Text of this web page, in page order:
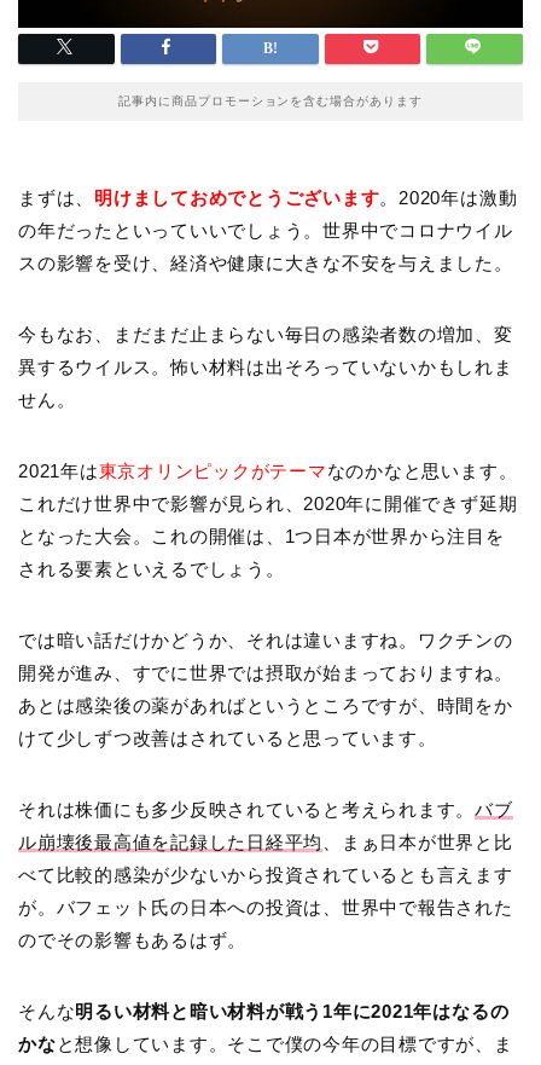
記事内に商品プロモーションを含む場合があります
まずは、 明けましておめでとうございます。2020年は激動
の年だったといっていいでしょう。世界中でコロナウイル
スの影響を受け、経済や健康に大きな不安を与えました。
今もなお、まだまだ止まらない毎日の感染者数の増加、変
異するウイルス。怖い材料は出そろっていないかもしれま
せん。
2021年は東京オリンピックがテーマなのかなと思います。
これだけ世界中で影響が見られ、2020年に開催できず延期
となった大会。これの開催は、1つ日本が世界から注目を
される要素といえるでしょう。
では暗い話だけかどうか、それは違いますね。ワクチンの
開発が進み、すでに世界では摂取が始まっておりますね。
あとは感染後の薬があればというところですが、時間をか
けて少しずつ改善はされていると思っています。
それは株価にも多少反映されていると考えられます。バブ
ル崩壊後最高値を記録した日経平均
、まぁ日本が世界と比
べて比較的感染が少ないから投資されているとも言えます
が。バフェット氏の日本への投資は、世界中で報告された
のでその影響もあるはず。
そんな明るい材料と暗い材料が戦う1年に2021年はなるの
かなと想像しています。そこで僕の今年の目標ですが、ま